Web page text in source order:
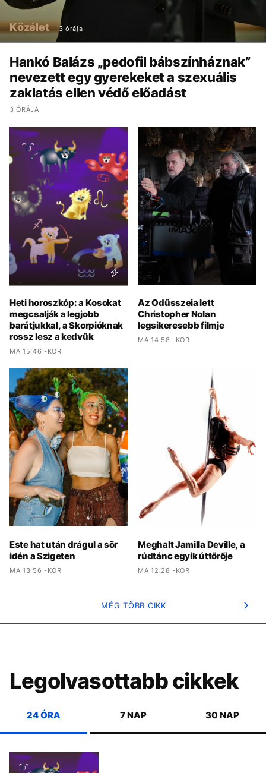
Közélet 3 órája
Hankó Balázs „pedofil bábszínháznak”
nevezett egy gyerekeket a szexuális
zaklatás ellen védő előadást
3 ÓRÁJA
Heti horoszkóp: a Kosokat
megcsalják a legjobb
barátjukkal, a Skorpióknak
rossz lesz a kedvük
MA 15:46 -KOR
Az Odüsszeia lett
Christopher Nolan
legsikeresebb filmje
MA 14:58 -KOR
Este hat után drágul a sör
idén a Szigeten
MA 13:56 -KOR
Meghalt Jamilla Deville, a
rúdtánc egyik úttörője
MA 12:28 -KOR
MÉG TÖBB CIKK
Legolvasottabb cikkek
24 ÓRA 7 NAP 30 NAP